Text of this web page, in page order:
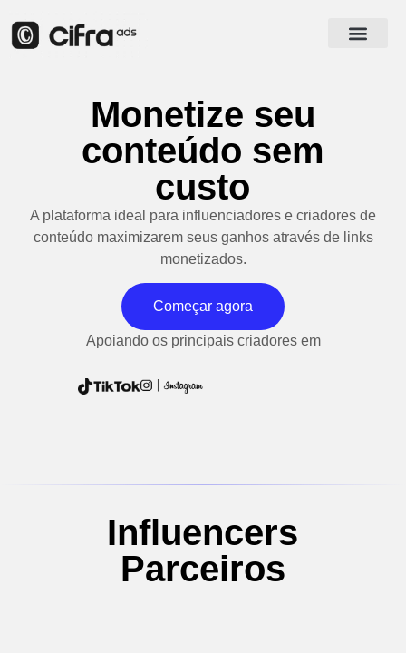
Monetize seu
conteúdo sem
custo
A plataforma ideal para influenciadores e criadores de
conteúdo maximizarem seus ganhos através de links
monetizados.
Começar agora
Apoiando os principais criadores em
Influencers
Parceiros